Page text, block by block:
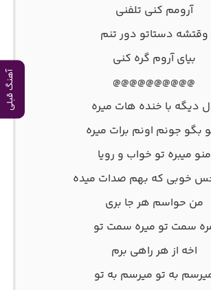
آهنگ قبلی
آرومم کنی تلفنی
وقتشه دستاتو دور تنم
بیای آروم گره کنی
@@@@@@@@@@
دیگه با خنده هات میره
بگو جونم اونم برات میره
منو میبره تو خواب و رویا
خوبی که بهم صدات میده
من حواسم هر جا بری
سمت تو میره سمت تو
اخه از هر راهی برم
به تو میرسم به تو